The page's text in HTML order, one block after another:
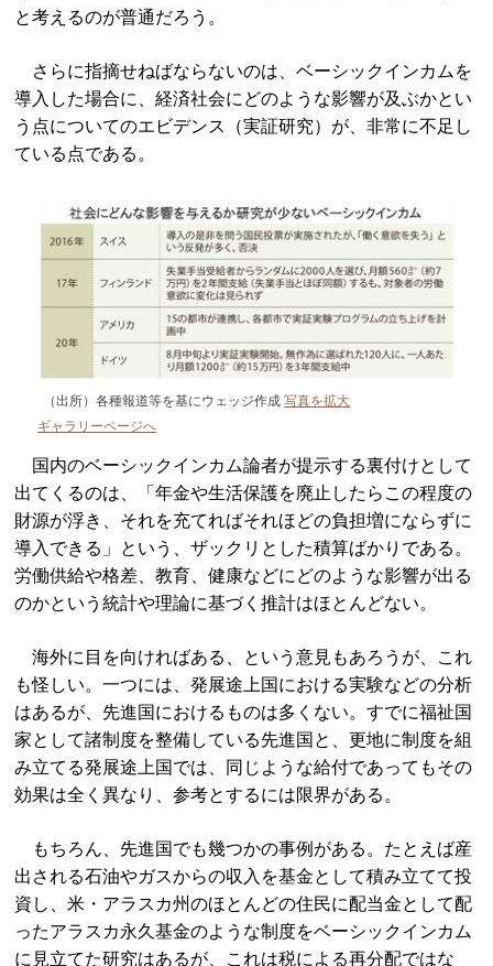
と考えるのが普通だろう。
さらに指摘せねばならないのは、ベーシックインカムを
導入した場合に、経済社会にどのような影響が及ぶかとい
う点についてのエビデンス（実証研究）が、非常に不足し
ている点である。
（出所）各種報道等を基にウェッジ作成 写真を拡大
ギャラリーページへ
国内のベーシックインカム論者が提示する裏付けとして
出てくるのは、「年金や生活保護を廃止したらこの程度の
財源が浮き、それを充てればそれほどの負担増にならずに
導入できる」という、ザックリとした積算ばかりである。
労働供給や格差、教育、健康などにどのような影響が出る
のかという統計や理論に基づく推計はほとんどない。
海外に目を向ければある、という意見もあろうが、これ
も怪しい。一つには、発展途上国における実験などの分析
はあるが、先進国におけるものは多くない。すでに福祉国
家として諸制度を整備している先進国と、更地に制度を組
み立てる発展途上国では、同じような給付であってもその
効果は全く異なり、参考とするには限界がある。
もちろん、先進国でも幾つかの事例がある。たとえば産
出される石油やガスからの収入を基金として積み立てて投
資し、米・アラスカ州のほとんどの住民に配当金として配
ったアラスカ永久基金のような制度をベーシックインカム
に見立てた研究はあるが、これは税による再分配ではな